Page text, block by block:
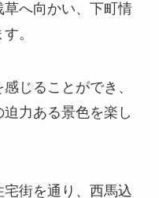
へ向かい、下町情
。
じることができ、
力ある景色を楽し
街を通り、西馬込